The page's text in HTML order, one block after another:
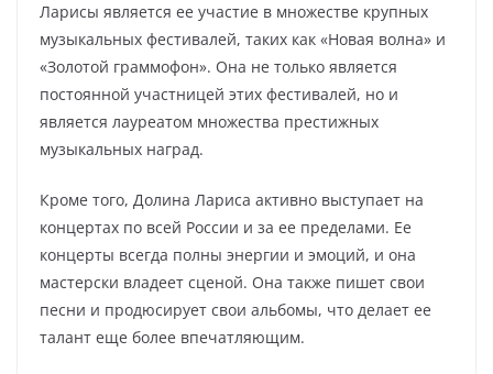
Ларисы является ее участие в множестве крупных
музыкальных фестивалей, таких как «Новая волна» и
«Золотой граммофон». Она не только является
постоянной участницей этих фестивалей, но и
является лауреатом множества престижных
музыкальных наград.
Кроме того, Долина Лариса активно выступает на
концертах по всей России и за ее пределами. Ее
концерты всегда полны энергии и эмоций, и она
мастерски владеет сценой. Она также пишет свои
песни и продюсирует свои альбомы, что делает ее
талант еще более впечатляющим.